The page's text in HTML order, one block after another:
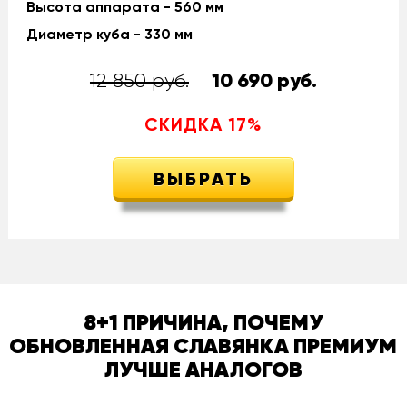
Высота аппарата - 560 мм
Диаметр куба - 330 мм
12 850 руб. 10 690руб.
СКИДКА 17%
ВЫБРАТЬ
8+1 ПРИЧИНА, ПОЧЕМУ
ОБНОВЛЕННАЯ СЛАВЯНКА ПРЕМИУМ
ЛУЧШЕ АНАЛОГОВ